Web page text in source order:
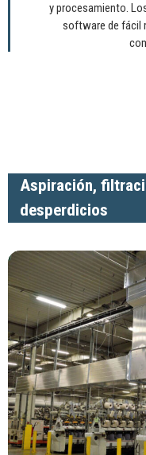
y procesamiento.
software de fácil
Aspiración,
desperdicios